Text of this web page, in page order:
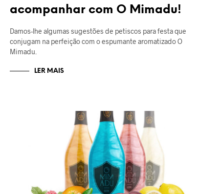
acompanhar com O Mimadu!
Damos-lhe algumas sugestões de petiscos para festa que
conjugam na perfeição com o espumante aromatizado O
Mimadu.
LER MAIS